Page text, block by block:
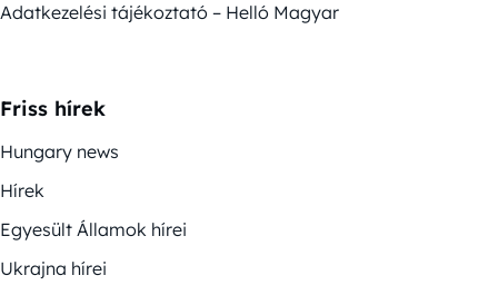
Adatkezelési tájékoztató – Helló Magyar
Friss hírek
Hungary news
Hírek
Egyesült Államok hírei
Ukrajna hírei